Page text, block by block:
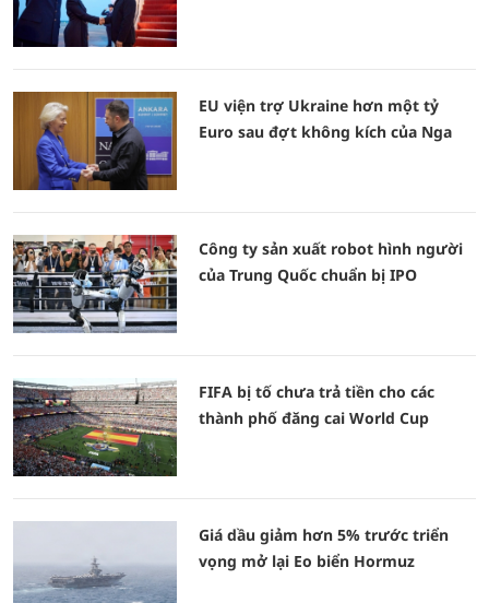
EU viện trợ Ukraine hơn một tỷ
Euro sau đợt không kích của Nga
Công ty sản xuất robot hình người
của Trung Quốc chuẩn bị IPO
FIFA bị tố chưa trả tiền cho các
thành phố đăng cai World Cup
Giá dầu giảm hơn 5% trước triển
vọng mở lại Eo biển Hormuz